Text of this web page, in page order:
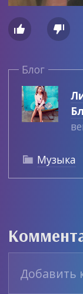
 
Блог
 Музыка